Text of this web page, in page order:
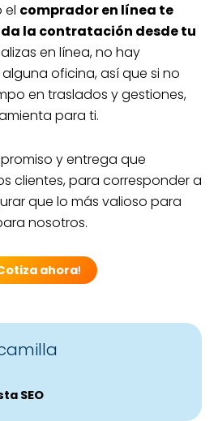
el comprador en línea te
la contratación desde tu
en línea, no hay
oficina, así que si no
en traslados y gestiones,
para ti.
y entrega que
clientes, para corresponder a
que lo más valioso para
nosotros.
ahora!
SEO